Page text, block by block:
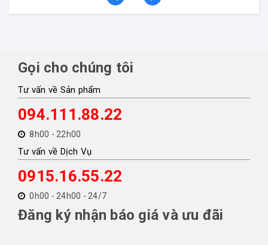
Gọi cho chúng tôi
Tư vấn về Sản phẩm
094.111.88.22
8h00 - 22h00
Tư vấn về Dịch Vụ
0915.16.55.22
0h00 - 24h00 - 24/7
Đăng ký nhận báo giá và ưu đãi